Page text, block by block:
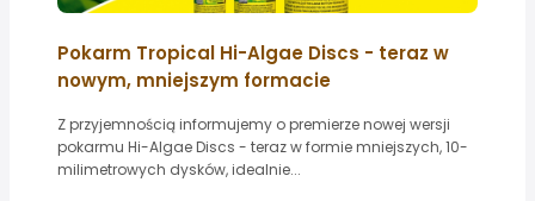
Pokarm Tropical Hi-Algae Discs - teraz w
nowym, mniejszym formacie
Z przyjemnością informujemy o premierze nowej wersji
pokarmu Hi-Algae Discs - teraz w formie mniejszych, 10-
milimetrowych dysków, idealnie...